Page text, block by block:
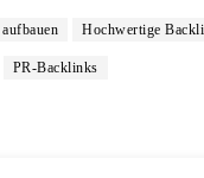
Hochwertige
PR-Backlinks